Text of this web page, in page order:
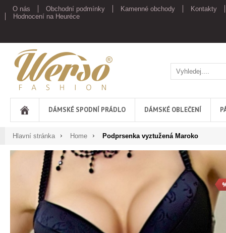
O nás Obchodní podmínky Kamenné obchody
Kontakty
Hodnocení na Heuréce
Werso
DÁMSKÉ SPODNÍ PRÁDLO DÁMSKÉ OBLEČENÍ
Hlavní stránka Home Podprsenka vyztužená Maroko